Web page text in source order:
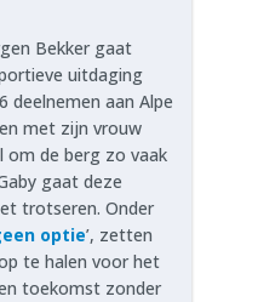
Bekker gaat
uitdaging
deelnemen aan Alpe
met zijn vrouw
om de berg zo vaak
gaat deze
trotseren. Onder
optie’, zetten
te halen voor het
toekomst zonder